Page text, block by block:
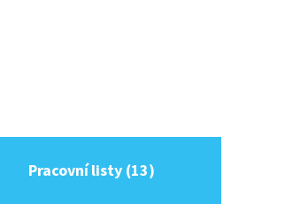
Pracovní listy (13)